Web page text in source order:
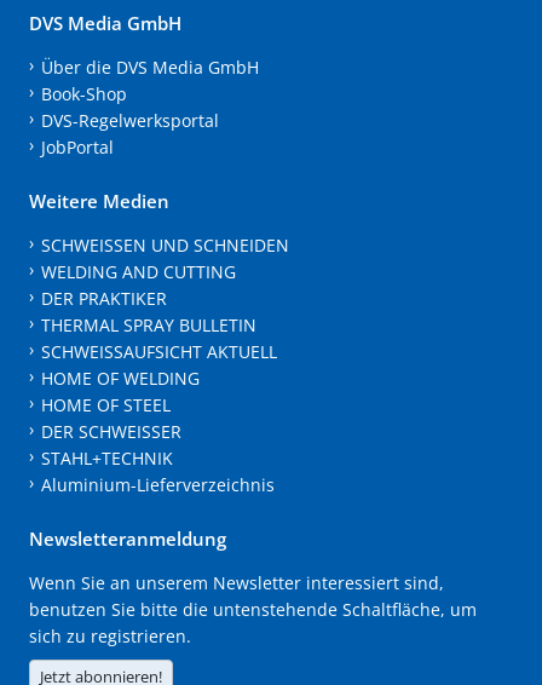
DVS Media GmbH
Über die DVS Media GmbH
Book-Shop
DVS-Regelwerksportal
JobPortal
Weitere Medien
SCHWEISSEN UND SCHNEIDEN
WELDING AND CUTTING
DER PRAKTIKER
THERMAL SPRAY BULLETIN
SCHWEISSAUFSICHT AKTUELL
HOME OF WELDING
HOME OF STEEL
DER SCHWEISSER
STAHL+TECHNIK
Aluminium-Lieferverzeichnis
Newsletteranmeldung
Wenn Sie an unserem Newsletter interessiert sind,
benutzen Sie bitte die untenstehende Schaltfläche, um
sich zu registrieren.
Jetzt abonnieren!